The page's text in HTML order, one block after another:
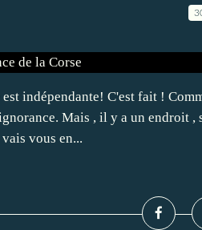
indépendante! C'est fait !
Mais , il y a un endroit ,
vous en...